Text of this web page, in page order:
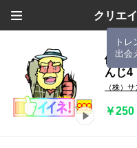
クリエ
ト
出会
働け
んじ4
（株）
￥250